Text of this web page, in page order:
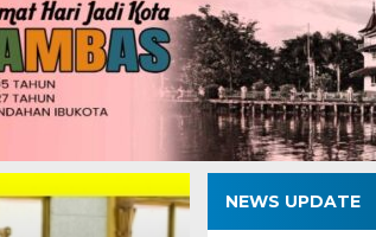
NEWS UPDATE